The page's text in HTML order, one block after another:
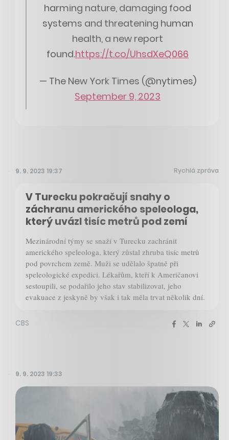
harming nature, damaging food
systems and threatening human
health, a new report
found.https://t.co/UhsdXeQ066
— The New York Times (@nytimes)
September 9, 2023
9. 9. 2023 19:37 Rychlá zpráva
V Turecku pokračují snahy o
záchranu amerického speleologa,
který uvázl tisíc metrů pod zemí
Mezinárodní týmy se snaží v Turecku zachránit
amerického speleologa, který zůstal zhruba tisíc metrů
pod povrchem země. Muži se udělalo špatně při
speleologické expedici. Lékařům, kteří k Američanovi
sestoupili, se podařilo jeho stav stabilizovat, jeho
evakuace z jeskyně by však i tak měla trvat několik dní.
CBS
9. 9. 2023 19:33